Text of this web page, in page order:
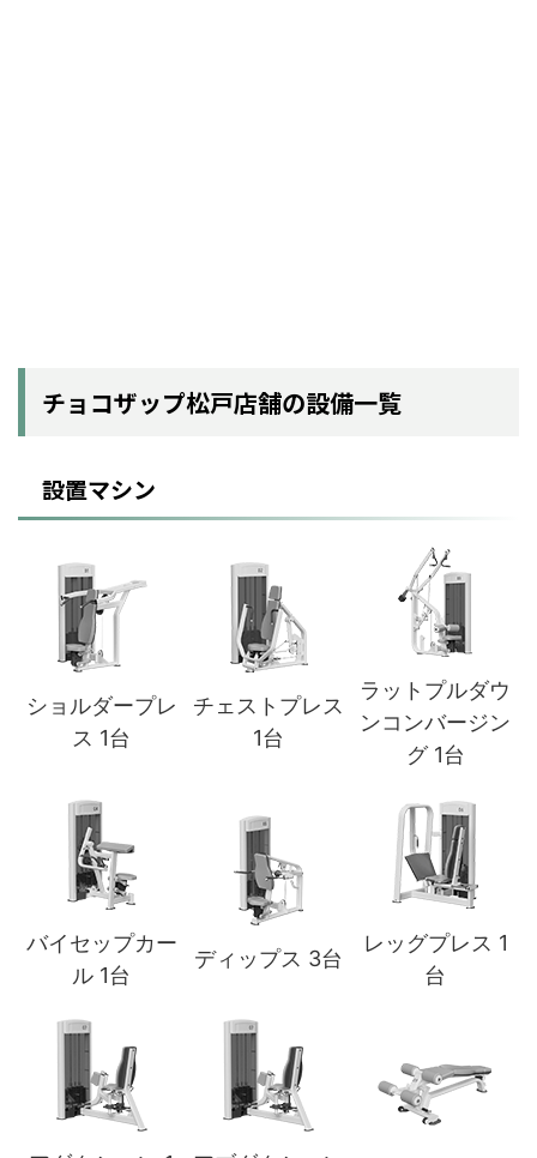
チョコザップ松戸店舗の設備一覧
設置マシン
ショルダープレ
ス 1台
チェストプレス
1台
ラットプルダウ
ンコンバージン
グ 1台
バイセップカー
ル 1台
ディップス 3台
レッグプレス 1
台